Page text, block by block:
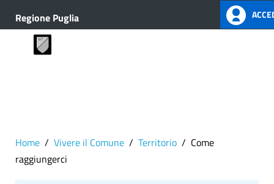
Regione Puglia
Home Vivere il Comune Territorio
Come
raggiungerci